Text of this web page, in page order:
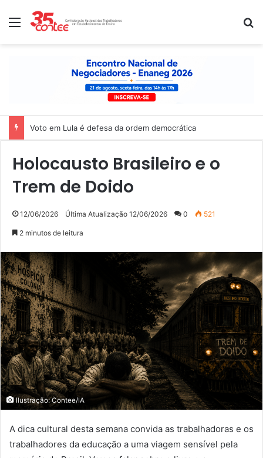
Menu
Voto em Lula é defesa da ordem democrática
Holocausto Brasileiro e o
Trem de Doido
12/06/2026 Última Atualização 12/06/2026 0 521
2 minutos de leitura
Ilustração: Contee/IA
A dica cultural desta semana convida as trabalhadoras e os
trabalhadores da educação a uma viagem sensível pela